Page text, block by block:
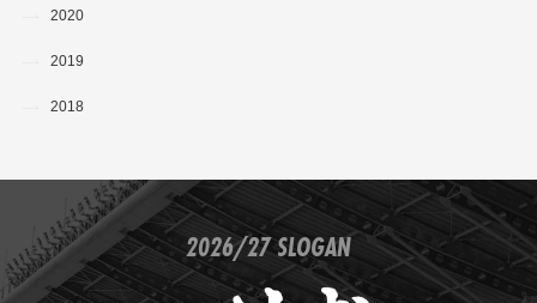
2020
2019
2018
2026/27 SLOGAN